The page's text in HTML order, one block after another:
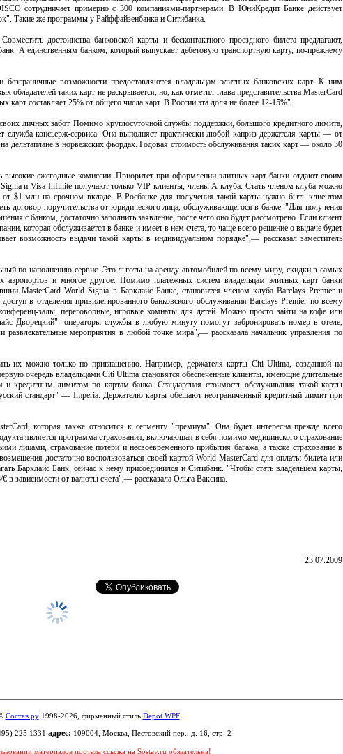
сотрудничает примерно с 300 компаниями-партнерами. В ЮниКредит Банке действует
Такие же программы у Райффайзенбанка и Ситибанка.
достоинства банковской карты и бесконтактного проездного билета предлагают,
А единственным банком, который выпускает дебетовую транспортную карту, по-прежнему
возможности предоставляются владельцам элитных банковских карт. К ним
таких карт не раскрывается, но, как отметил глава представительства MasterCard
составляет 25% от общего числа карт. В России эта доля не более 12-15%".
личных забот. Помимо круглосуточной службы поддержки, большого кредитного лимита,
служба консьерж-сервиса. Она выполняет практически любой каприз держателя карты — от
дельтаплане в норвежских фьордах. Годовая стоимость обслуживания таких карт — около 30
высокие ежегодные комиссии. Приоритет при оформлении элитных карт банки отдают своим
и Visa Infinite получают только VIP-клиенты, члены А-клуба. Стать членом клуба можно
$1 млн на срочном вкладе. В Росбанке для получения такой карты нужно быть клиентом
договор поручительства от юридического лица, обслуживающегося в банке. "Для получения
с банком, достаточно заполнить заявление, после чего оно будет рассмотрено. Если клиент
которая обслуживается в банке и имеет в нем счета, то чаще всего решение о выдаче будет
возможность выдачи такой карты в индивидуальном порядке",— рассказал заместитель
по наполнению сервис. Это льготы на аренду автомобилей по всему миру, скидки в самых
и многое другое. Помимо платежных систем владельцам элитных карт банки
MasterCard World Signia в Барклайс Банке, становится членом клуба Barclays Premier и
в отделения привилегированного банковского обслуживания Barclays Premier по всему
залы, переговорные, игровые комнаты для детей. Можно просто зайти на кофе или
Дворецкий": операторы службы в любую минуту помогут забронировать номер в отеле,
развлекательные мероприятия в любой точке мира",— рассказала начальник управления по
их можно только по приглашению. Например, держателя карты Citi Ultima, созданной на
очередь владельцами Citi Ultima становятся обеспеченные клиенты, имеющие длительные
кредитным лимитом по картам банка. Стандартная стоимость обслуживания такой карты
стандарт" — Imperia. Держателю карты обещают неограниченный кредитный лимит при
которая также относится к сегменту "премиум". Она будет интересна прежде всего
является программа страхования, включающая в себя помимо медицинского страхование
лицами, страхование потери и несвоевременного прибытия багажа, а также страхование в
достаточно воспользоваться своей картой World MasterCard для оплаты билета или
Барклайс Банк, сейчас к нему присоединился и Ситибанк. "Чтобы стать владельцем карты,
в зависимости от валюты счета",— рассказала Ольга Ваксина.
23.07.2009
Состав.ру1998-2026, фирменный стиль Depot WPF
225 1331 адрес: 109004, Москва, Пестовский пер., д. 16, стр. 2
материалов портала ссылка на Sostav.ru обязательна!